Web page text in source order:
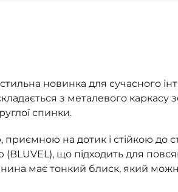
новинка для сучасного
з металевого каркасу
спинки.
приємною на дотик і стійкою до
що підходить для
має тонкий блиск, який